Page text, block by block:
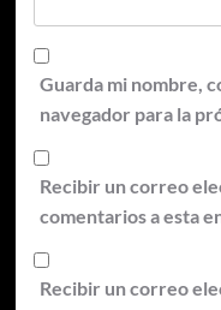
Guarda mi nombre,
navegador para la
Recibir un correo
comentarios a esta
Recibir un correo